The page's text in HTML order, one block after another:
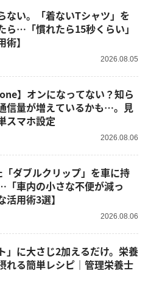
ない。「着ないTシャツ」を
ら…「慣れたら15秒くらい」
術】
2026.08.05
信量が増えているかも…。見
スマホ設定
2026.08.06
「車内の小さな不便が減っ
活用術3選】
2026.08.06
」に大さじ2加えるだけ。栄養
れる簡単レシピ｜管理栄養士